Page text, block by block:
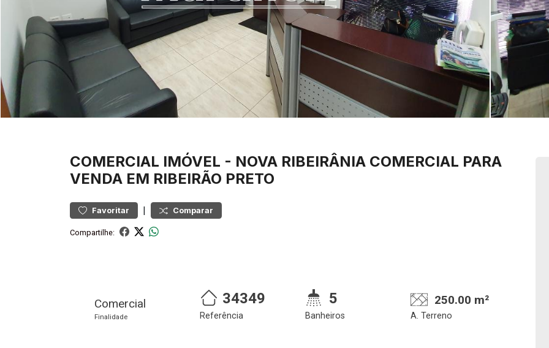
COMERCIAL IMÓVEL - NOVA RIBEIRÂNIA COMERCIAL PARA
VENDA EM RIBEIRÃO PRETO
Favoritar | Comparar
Compartilhe:
Comercial
Finalidade
34349
Referência
5
Banheiros
250.00 m²
A. Terreno